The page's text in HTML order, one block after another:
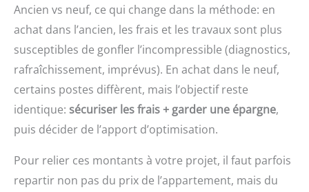
Ancien vs neuf, ce qui change dans la méthode: en
achat dans l’ancien, les frais et les travaux sont plus
susceptibles de gonfler l’incompressible (diagnostics,
rafraîchissement, imprévus). En achat dans le neuf,
certains postes diffèrent, mais l’objectif reste
identique: sécuriser les frais + garder une épargne,
puis décider de l’apport d’optimisation.
Pour relier ces montants à votre projet, il faut parfois
repartir non pas du prix de l’appartement, mais du